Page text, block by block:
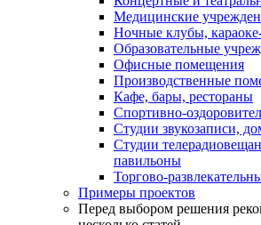
Медицинские
Ночные клубы,
Образовательные
Офисные помещения
Производственные
Кафе, бары, рестораны
Спортивно-
Студии звукозаписи,
Студии
павильоны
Торгово-
Примеры проектов
Перед выбором решения